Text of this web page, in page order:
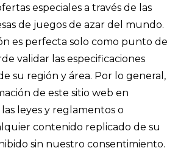
especiales a través de las
de juegos de azar del mundo.
es perfecta solo como punto de
validar las especificaciones
su región y área. Por lo general,
de este sitio web en
leyes y reglamentos o
contenido replicado de su
sin nuestro consentimiento.